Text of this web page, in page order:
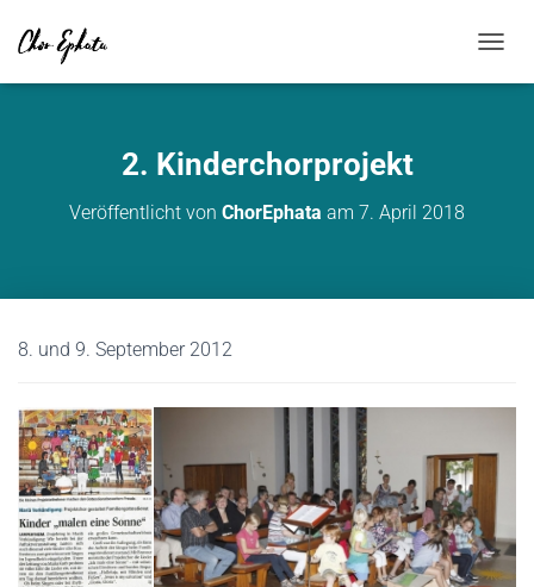
2. Kinderchorprojekt
Veröffentlicht von ChorEphata am 7. April 2018
8. und 9. September 2012